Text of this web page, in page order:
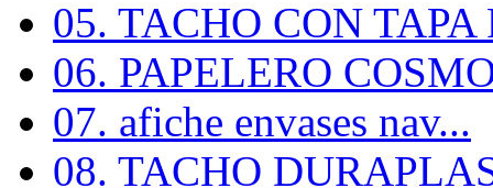
05. TACHO CON TAPA
06. PAPELERO
07. afiche envases nav...
08. TACHO